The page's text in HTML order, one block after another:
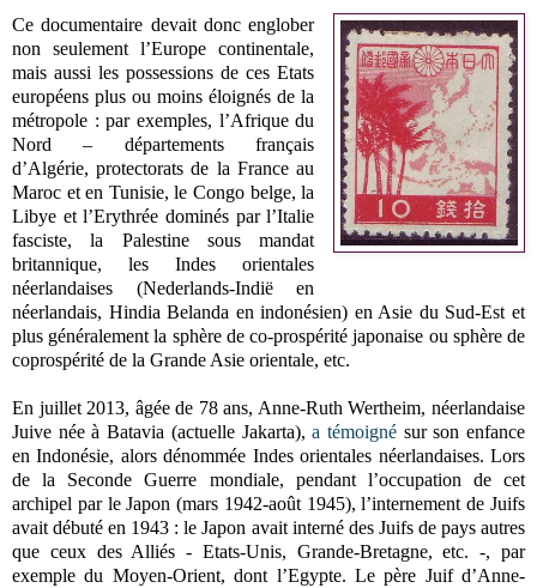
Ce documentaire devait donc englober
non seulement l’Europe continentale,
mais aussi les possessions de ces Etats
européens plus ou moins éloignés de la
métropole : par exemples, l’Afrique du
Nord – départements français
d’Algérie, protectorats de la France au
Maroc et en Tunisie, le Congo belge, la
Libye et l’Erythrée dominés par l’Italie
fasciste, la Palestine sous mandat
britannique, les Indes orientales
néerlandaises (Nederlands-Indië en
néerlandais, Hindia Belanda en indonésien) en Asie du Sud-Est et
plus généralement la sphère de co-prospérité japonaise ou sphère de
coprospérité de la Grande Asie orientale, etc.
En juillet 2013, âgée de 78 ans, Anne-Ruth Wertheim, néerlandaise
Juive née à Batavia (actuelle Jakarta),a témoignésur son enfance
en Indonésie, alors dénommée Indes orientales néerlandaises. Lors
de la Seconde Guerre mondiale, pendant l’occupation de cet
archipel par le Japon (mars 1942-août 1945), l’internement de Juifs
avait débuté en 1943 : le Japon avait interné des Juifs de pays autres
que ceux des Alliés - Etats-Unis, Grande-Bretagne, etc. -, par
exemple du Moyen-Orient, dont l’Egypte. Le père Juif d’Anne-